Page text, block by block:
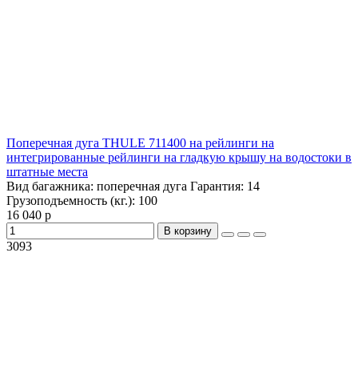
Поперечная дуга THULE 711400 на рейлинги на
интегрированные рейлинги на гладкую крышу на водостоки в
штатные места
Вид багажника: поперечная дуга Гарантия: 14
Грузоподъемность (кг.): 100
16 040 р
В корзину
3093